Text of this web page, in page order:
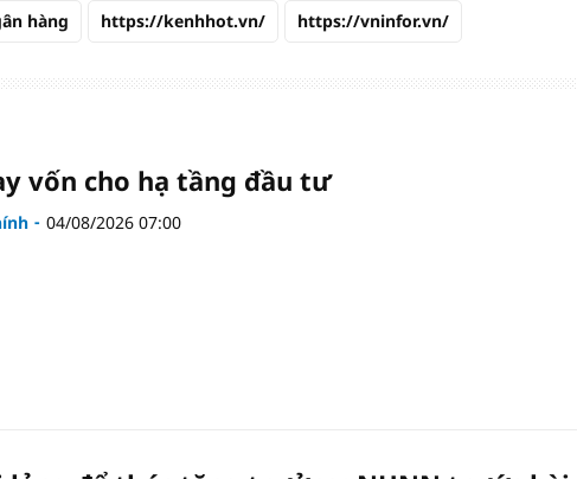
hàng https://kenhhot.vn/ https://vninfor.vn/
vốn cho hạ tầng đầu tư
04/08/2026 07:00